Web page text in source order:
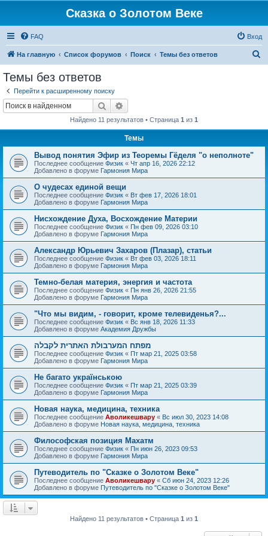
Сказка о Золотом Веке
FAQ Вход
На главную Список форумов Поиск Темы без ответов
Темы без ответов
Перейти к расширенному поиску
Поиск
Найдено 11 результатов • Страница 1 из 1
Темы
Вывод понятия Эфир из Теоремы Гёделя "о неполноте"
Последнее сообщение Физик « Чт апр 16, 2026 22:12
Добавлено в форуме Гармония Мира
О чудесах единой вещи
Последнее сообщение Физик « Вт фев 17, 2026 18:01
Добавлено в форуме Гармония Мира
Нисхождение Духа, Восхождение Материи
Последнее сообщение Физик « Пн фев 09, 2026 03:10
Добавлено в форуме Гармония Мира
Александр Юрьевич Захаров (Плазар), статьи
Последнее сообщение Физик « Вт фев 03, 2026 18:11
Добавлено в форуме Гармония Мира
Темно-белая материя, энергия и частота
Последнее сообщение Физик « Пн янв 26, 2026 21:55
Добавлено в форуме Гармония Мира
"Что мы видим, - говорит, кроме телевиденья?...
Последнее сообщение Физик « Вс янв 18, 2026 11:33
Добавлено в форуме Академия Дружбы
מפתח המערבולת האתרית לקבלה
Последнее сообщение Физик « Пт мар 21, 2025 03:58
Добавлено в форуме Гармония Мира
Не багато українською
Последнее сообщение Физик « Пт мар 21, 2025 03:39
Добавлено в форуме Гармония Мира
Новая наука, медицина, техника
Последнее сообщение Аволикешвару « Вс июл 30, 2023 14:08
Добавлено в форуме Новая наука, медицина, техника
Философская позиция Махатм
Последнее сообщение Физик « Пн июн 26, 2023 09:53
Добавлено в форуме Гармония Мира
Путеводитель по "Сказке о Золотом Веке"
Последнее сообщение Аволикешвару « Сб июн 24, 2023 12:26
Добавлено в форуме Путеводитель по "Сказке о Золотом Веке"
Найдено 11 результатов • Страница 1 из 1